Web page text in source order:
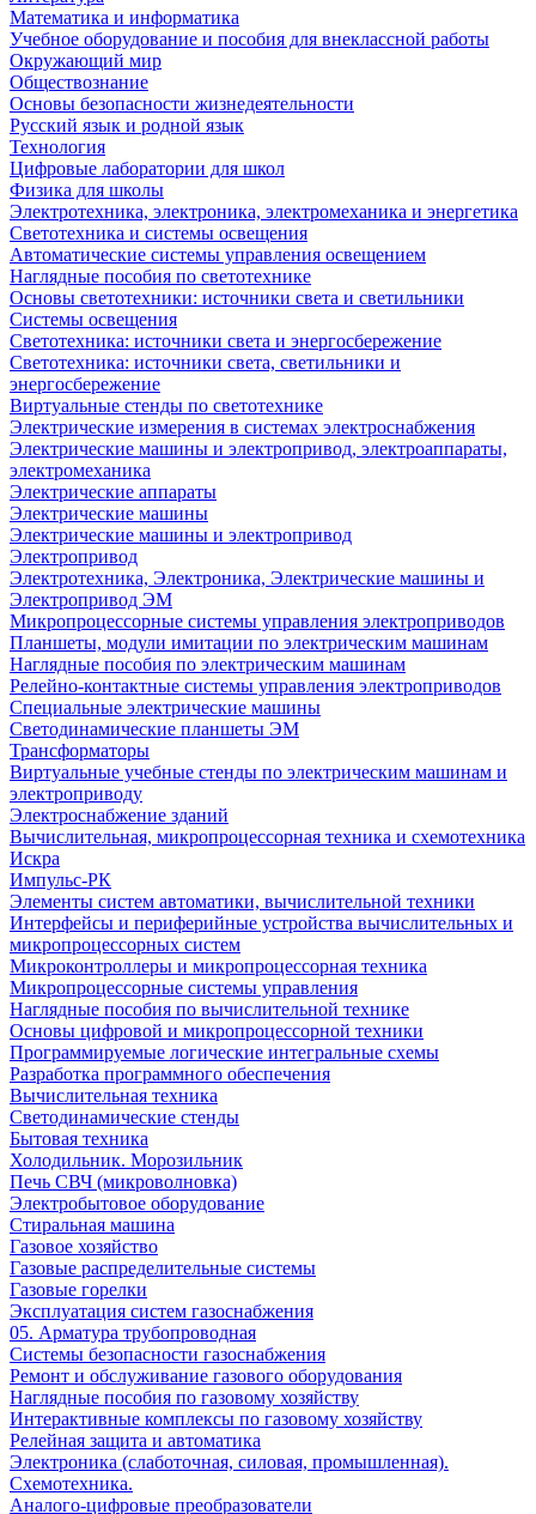
Математика и информатика
Учебное оборудование и пособия для внеклассной работы
Окружающий мир
Обществознание
Основы безопасности жизнедеятельности
Русский язык и родной язык
Технология
Цифровые лаборатории для школ
Физика для школы
Электротехника, электроника, электромеханика и энергетика
Светотехника и системы освещения
Автоматические системы управления освещением
Наглядные пособия по светотехнике
Основы светотехники: источники света и светильники
Системы освещения
Светотехника: источники света и энергосбережение
Светотехника: источники света, светильники и
энергосбережение
Виртуальные стенды по светотехнике
Электрические измерения в системах электроснабжения
Электрические машины и электропривод, электроаппараты,
электромеханика
Электрические аппараты
Электрические машины
Электрические машины и электропривод
Электропривод
Электротехника, Электроника, Электрические машины и
Электропривод ЭМ
Микропроцессорные системы управления электроприводов
Планшеты, модули имитации по электрическим машинам
Наглядные пособия по электрическим машинам
Релейно-контактные системы управления электроприводов
Специальные электрические машины
Светодинамические планшеты ЭМ
Трансформаторы
Виртуальные учебные стенды по электрическим машинам и
электроприводу
Электроснабжение зданий
Вычислительная, микропроцессорная техника и схемотехника
Искра
Импульс-РК
Элементы систем автоматики, вычислительной техники
Интерфейсы и периферийные устройства вычислительных и
микропроцессорных систем
Микроконтроллеры и микропроцессорная техника
Микропроцессорные системы управления
Наглядные пособия по вычислительной технике
Основы цифровой и микропроцессорной техники
Программируемые логические интегральные схемы
Разработка программного обеспечения
Вычислительная техника
Светодинамические стенды
Бытовая техника
Холодильник. Морозильник
Печь СВЧ (микроволновка)
Электробытовое оборудование
Стиральная машина
Газовое хозяйство
Газовые распределительные системы
Газовые горелки
Эксплуатация систем газоснабжения
05. Арматура трубопроводная
Системы безопасности газоснабжения
Ремонт и обслуживание газового оборудования
Наглядные пособия по газовому хозяйству
Интерактивные комплексы по газовому хозяйству
Релейная защита и автоматика
Электроника (слаботочная, силовая, промышленная).
Схемотехника.
Аналого-цифровые преобразователи